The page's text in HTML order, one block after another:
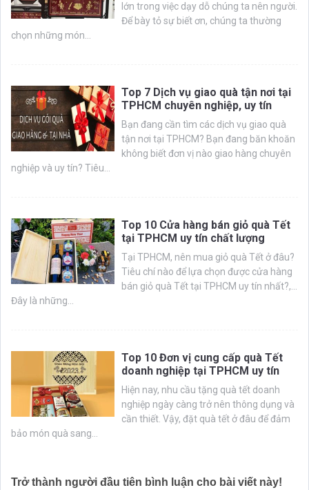
lớn trong việc dạy dỗ chúng ta nên người.
Để bày tỏ sự biết ơn, chúng ta thường
chọn những món...
Top 7 Dịch vụ giao quà tận nơi tại
TPHCM chuyên nghiệp, uy tín
Bạn đang cần tìm các dịch vụ giao quà
tận nơi tại TPHCM? Bạn đang băn khoăn
không biết đơn vị nào giao hàng chuyên
nghiệp và uy tín? Tiêu...
Top 10 Cửa hàng bán giỏ quà Tết
tại TPHCM uy tín chất lượng
Tại TPHCM, nên mua giỏ quà Tết ở đâu?
Tiêu chí nào để lựa chọn được cửa hàng
bán giỏ quà Tết tại TPHCM uy tín nhất?,...
Đây là những...
Top 10 Đơn vị cung cấp quà Tết
doanh nghiệp tại TPHCM uy tín
Hiện nay, nhu cầu tặng quà tết doanh
nghiệp ngày càng trở nên thông dụng và
cần thiết. Vậy, đặt quà tết ở đâu để đảm
bảo món quà sang...
Trở thành người đầu tiên bình luận cho bài viết này!